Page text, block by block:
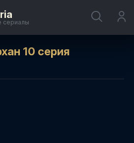
сериалы
10 серия